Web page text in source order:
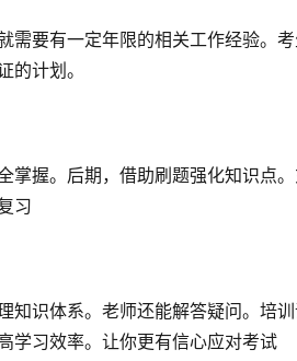
需要有一定年限的相关工作经验。
计划。
掌握。后期，借助刷题强化知识点
习
知识体系。老师还能解答疑问。培
学习效率。让你更有信心应对考试